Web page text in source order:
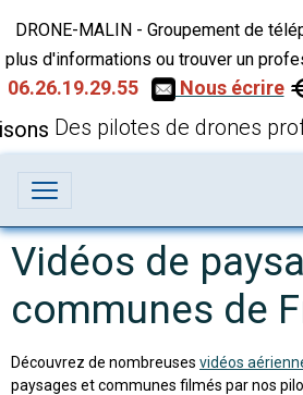
DRONE-MALIN - Groupement de
plus d'informations ou trouver un
06.26.19.29.55
Nous écrire
Des pilotes de drones
Vidéos de
communes de
Découvrez de nombreuses vidéos
paysages et communes filmés par nos